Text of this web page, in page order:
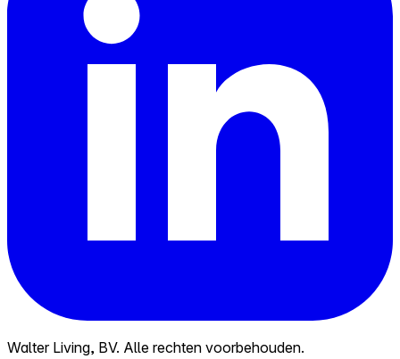
Walter Living, BV. Alle rechten voorbehouden.